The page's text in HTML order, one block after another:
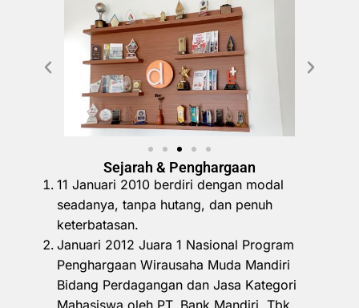
Sejarah & Penghargaan
11 Januari 2010 berdiri dengan modal
seadanya, tanpa hutang, dan penuh
keterbatasan.
Januari 2012 Juara 1 Nasional Program
Penghargaan Wirausaha Muda Mandiri
Bidang Perdagangan dan Jasa Kategori